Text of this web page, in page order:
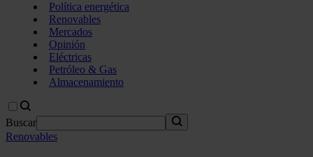
Política energética
Renovables
Mercados
Opinión
Eléctricas
Petróleo & Gas
Almacenamiento
Buscar
Renovables